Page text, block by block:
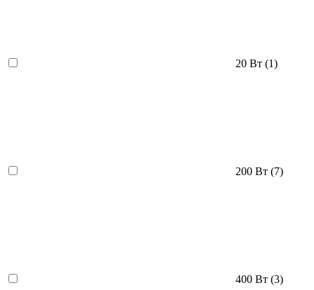
20 Вт (1)
200 Вт (7)
400 Вт (3)